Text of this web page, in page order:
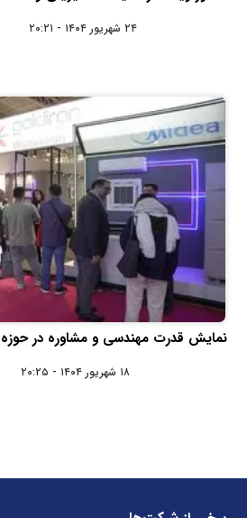
۲۴ شهریور ۱۴۰۴ - ۲۰:۲۱
نمایش قدرت مهندسی و مشاوره در
۱۸ شهریور ۱۴۰۴ - ۲۰:۲۵